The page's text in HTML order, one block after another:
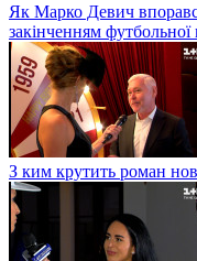
Як Марко Девич
закінченням футбольної
З ким крутить роман